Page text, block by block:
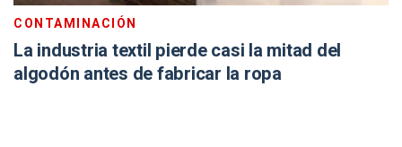
CONTAMINACIÓN
La industria textil pierde casi la mitad del
algodón antes de fabricar la ropa